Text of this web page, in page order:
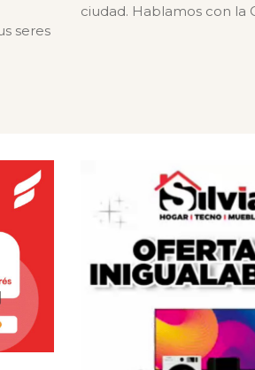
seres
ciudad. Hablamos con la